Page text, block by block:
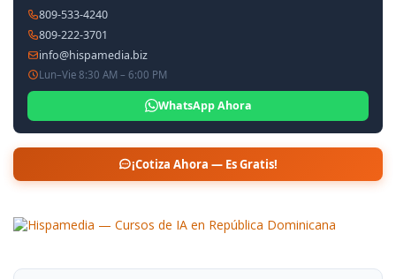
809-533-4240
809-222-3701
info@hispamedia.biz
Lun–Vie 8:30 AM – 6:00 PM
WhatsApp Ahora
¡Cotiza Ahora — Es Gratis!